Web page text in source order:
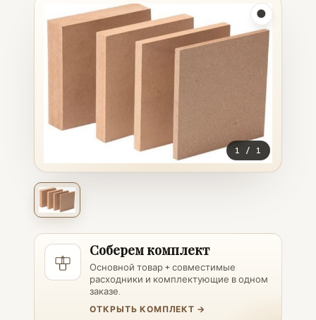
1 / 1
Соберем комплект
Основной товар + совместимые
расходники и комплектующие в одном
заказе.
ОТКРЫТЬ КОМПЛЕКТ →